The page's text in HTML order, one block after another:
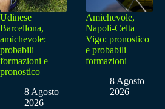
Udinese
Barcellona,
amichevole:
probabili
formazioni e
pronostico
8 Agosto
2026
Amichevole,
Napoli-Celta
Vigo: pronostico
e probabili
formazioni
8 Agosto
2026